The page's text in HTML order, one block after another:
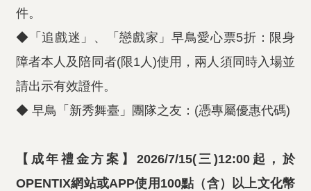
件。
◆「追戲迷」、「戀戲家」早鳥愛心票5折：限身
障者本人及陪同者(限1人)使用，兩人須同時入場並
請出示有效證件。
◆ 早鳥「新秀舞臺」團隊之友：(憑專屬優惠代碼)
【成年禮金方案】2026/7/15(三)12:00起，於
OPENTIX網站或APP使用100點（含）以上文化幣